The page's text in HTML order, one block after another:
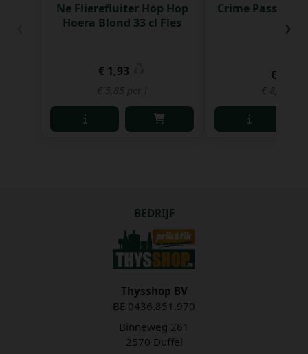
Ne Flierefluiter Hop Hop
Hoera Blond 33 cl Fles
€ 1,93
€ 5,85 per l
Crime Passionel
€ 2,67
€ 8,10
›
BEDRIJF
Thysshop BV
BE 0436.851.970
Binneweg 261
2570 Duffel